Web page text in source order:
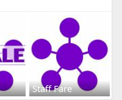
Staff Fare